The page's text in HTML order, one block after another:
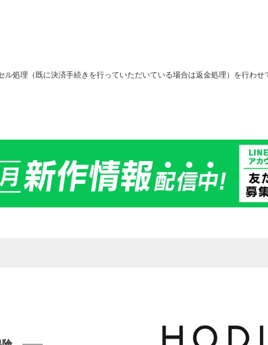
処理（既に決済手続きを行っていただいている場合は返金処理）を行わ